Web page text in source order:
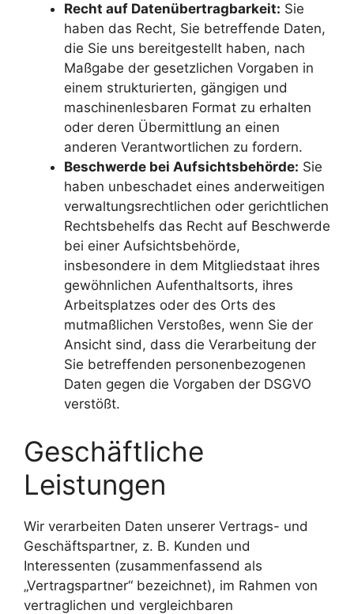
Recht auf Datenübertragbarkeit: Sie
haben das Recht, Sie betreffende Daten,
die Sie uns bereitgestellt haben, nach
Maßgabe der gesetzlichen Vorgaben in
einem strukturierten, gängigen und
maschinenlesbaren Format zu erhalten
oder deren Übermittlung an einen
anderen Verantwortlichen zu fordern.
Beschwerde bei Aufsichtsbehörde: Sie
haben unbeschadet eines anderweitigen
verwaltungsrechtlichen oder gerichtlichen
Rechtsbehelfs das Recht auf Beschwerde
bei einer Aufsichtsbehörde,
insbesondere in dem Mitgliedstaat ihres
gewöhnlichen Aufenthaltsorts, ihres
Arbeitsplatzes oder des Orts des
mutmaßlichen Verstoßes, wenn Sie der
Ansicht sind, dass die Verarbeitung der
Sie betreffenden personenbezogenen
Daten gegen die Vorgaben der DSGVO
verstößt.
Geschäftliche
Leistungen
Wir verarbeiten Daten unserer Vertrags- und
Geschäftspartner, z. B. Kunden und
Interessenten (zusammenfassend als
„Vertragspartner“ bezeichnet), im Rahmen von
vertraglichen und vergleichbaren